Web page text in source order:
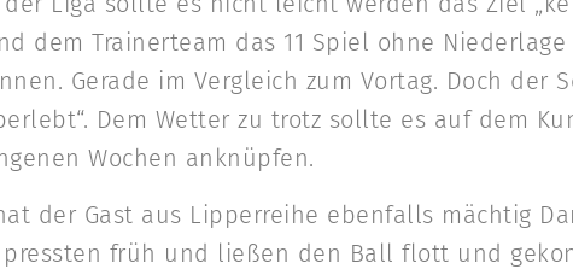
dem Trainerteam das 11 Spiel ohne
Gerade im Vergleich zum Vortag. Doch der
Dem Wetter zu trotz sollte es auf dem
Wochen anknüpfen.
der Gast aus Lipperreihe ebenfalls mächtig
pressten früh und ließen den Ball flott und